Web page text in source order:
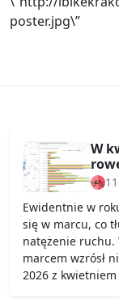
poster.jpg\”
W
Ewidentnie w
się w marcu, co
natężenie
marcem wzrósł
2026 z